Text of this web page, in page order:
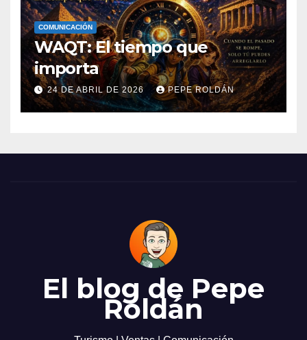
COMUNICACIÓN
WAQT: El tiempo que
importa
24 DE ABRIL DE 2026 PEPE ROLDÁN
El blog de Pepe
Roldán